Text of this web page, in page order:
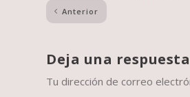
Anterior
Deja una respuesta
Tu dirección de correo